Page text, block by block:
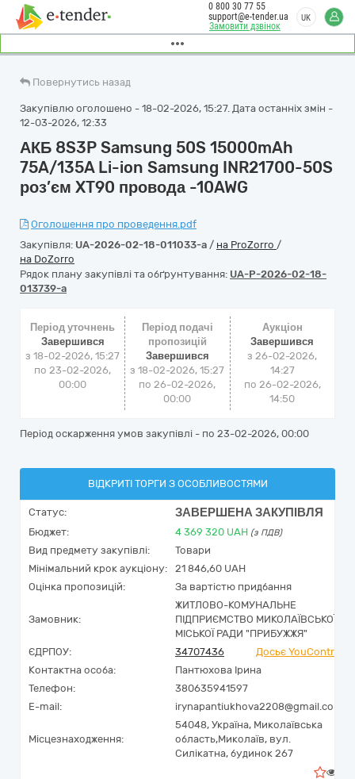
Замовити дзвінок
0 800 30 77 55
support@e-tender.ua
UK
Повернутись назад
Закупівлю оголошено - 18-02-2026, 15:27. Дата останніх змін -
12-03-2026, 12:33
АКБ 8S3P Samsung 50S 15000mAh
75A/135A Li-ion Samsung INR21700-50S
роз’єм XT90 провода -10AWG
Оголошення про проведення.pdf
Закупівля: UA-2026-02-18-011033-a / на ProZorro /
на DoZorro
Рядок плану закупівлі та обґрунтування: UA-P-2026-02-18-
013739-a
Період уточнень
Завершився
з 18-02-2026, 15:27
по 23-02-2026,
00:00
Період подачі
пропозицій
Завершився
з 18-02-2026, 15:27
по 26-02-2026,
00:00
Аукціон
Завершився
з26-02-2026,
14:27
по 26-02-2026,
14:50
Період оскарження умов закупівлі - по 23-02-2026, 00:00
ВІДКРИТІ ТОРГИ З ОСОБЛИВОСТЯМИ
Статус: ЗАВЕРШЕНА ЗАКУПІВЛЯ
Бюджет: 4 369 320 UAH (з ПДВ)
Вид предмету закупівлі:
Товари
Мінімальний крок аукціону:
21 846,60 UAH
Оцінка пропозицій:
За вартістю придбання
Замовник:
ЖИТЛОВО-КОМУНАЛЬНЕ
ПІДПРИЄМСТВО МИКОЛАЇВСЬКОЇ
МІСЬКОЇ РАДИ "ПРИБУЖЖЯ"
ЄДРПОУ:
34707436
Досьє YouControl
Контактна особа:
Пантюхова Ірина
Телефон:
380635941597
E-mail:
irynapantiukhova2208@gmail.com
Місцезнаходження:
54048, Україна, Миколаївська
область,Миколаїв, вул.
Силікатна, будинок 267